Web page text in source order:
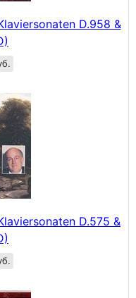
D.958 &
D.575 &